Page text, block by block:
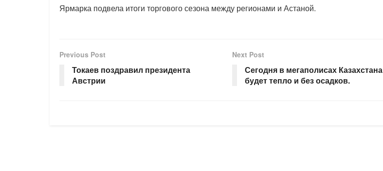
Ярмарка подвела итоги торгового сезона между регионами и Астаной.
Previous Post
Токаев поздравил президента
Австрии
Next Post
Сегодня в мегаполисах Казахстана
будет тепло и без осадков.